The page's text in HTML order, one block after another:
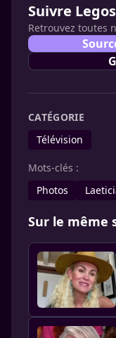
Suivre
Retrouvez toutes
CATÉGORIE
Télévision
Mots-clés :
Photos
Sur le même